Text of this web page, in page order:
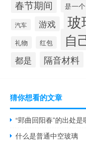
春节期间 是一个
汽车 游戏 玻
礼物 红包 自
都是 隔音材料
猜你想看的文章
“郢曲回阳春”的出处是
什么是普通中空玻璃